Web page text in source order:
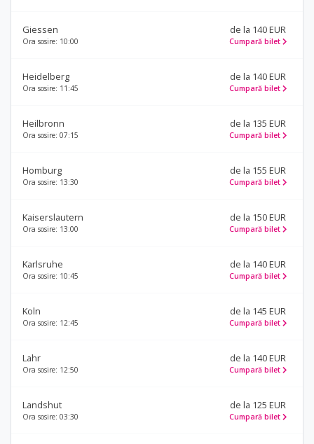
Giessen
Ora sosire: 10:00
de la 140 EUR
Cumpară bilet
Heidelberg
Ora sosire: 11:45
de la 140 EUR
Cumpară bilet
Heilbronn
Ora sosire: 07:15
de la 135 EUR
Cumpară bilet
Homburg
Ora sosire: 13:30
de la 155 EUR
Cumpară bilet
Kaiserslautern
Ora sosire: 13:00
de la 150 EUR
Cumpară bilet
Karlsruhe
Ora sosire: 10:45
de la 140 EUR
Cumpară bilet
Koln
Ora sosire: 12:45
de la 145 EUR
Cumpară bilet
Lahr
Ora sosire: 12:50
de la 140 EUR
Cumpară bilet
Landshut
Ora sosire: 03:30
de la 125 EUR
Cumpară bilet